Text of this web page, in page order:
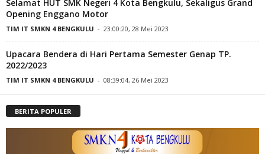
Selamat HUT SMK Negeri 4 Kota Bengkulu, Sekaligus Grand
Opening Enggano Motor
TIM IT SMKN 4 BENGKULU - 23:00:20, 28 Mei 2023
Upacara Bendera di Hari Pertama Semester Genap TP.
2022/2023
TIM IT SMKN 4 BENGKULU - 08:39:04, 26 Mei 2023
BERITA POPULER